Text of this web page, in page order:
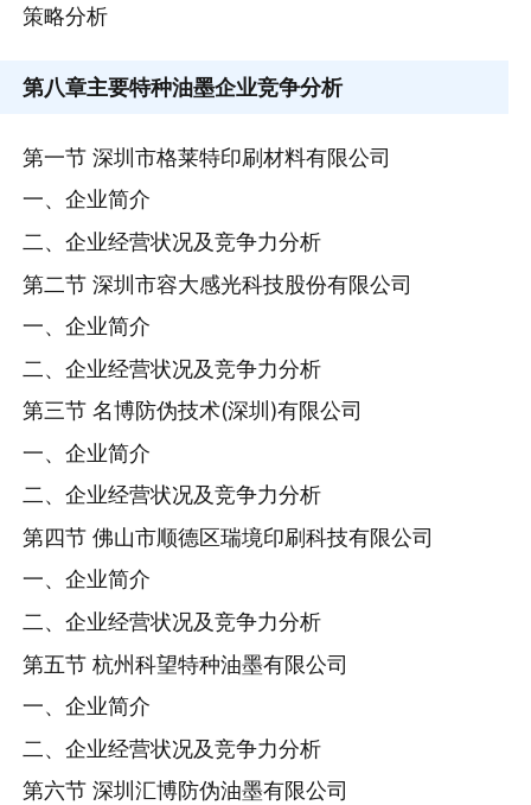
策略分析
第八章主要特种油墨企业竞争分析
第一节 深圳市格莱特印刷材料有限公司
一、企业简介
二、企业经营状况及竞争力分析
第二节 深圳市容大感光科技股份有限公司
一、企业简介
二、企业经营状况及竞争力分析
第三节 名博防伪技术(深圳)有限公司
一、企业简介
二、企业经营状况及竞争力分析
第四节 佛山市顺德区瑞境印刷科技有限公司
一、企业简介
二、企业经营状况及竞争力分析
第五节 杭州科望特种油墨有限公司
一、企业简介
二、企业经营状况及竞争力分析
第六节 深圳汇博防伪油墨有限公司